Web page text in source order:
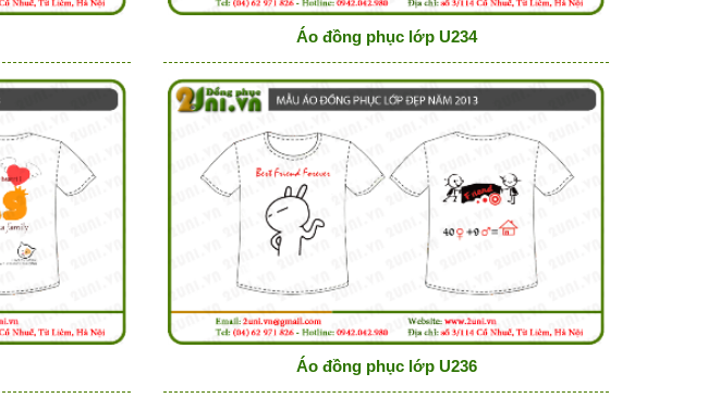
Áo đồng phục lớp U234
Áo đồng phục lớp U236